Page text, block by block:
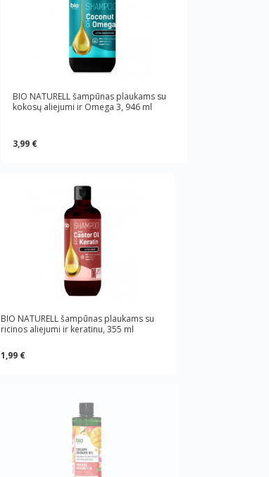
BIO NATURELL šampūnas plaukams su
kokosų aliejumi ir Omega 3, 946 ml
3,99 €
BIO NATURELL šampūnas plaukams su
ricinos aliejumi ir keratinu, 355 ml
1,99 €